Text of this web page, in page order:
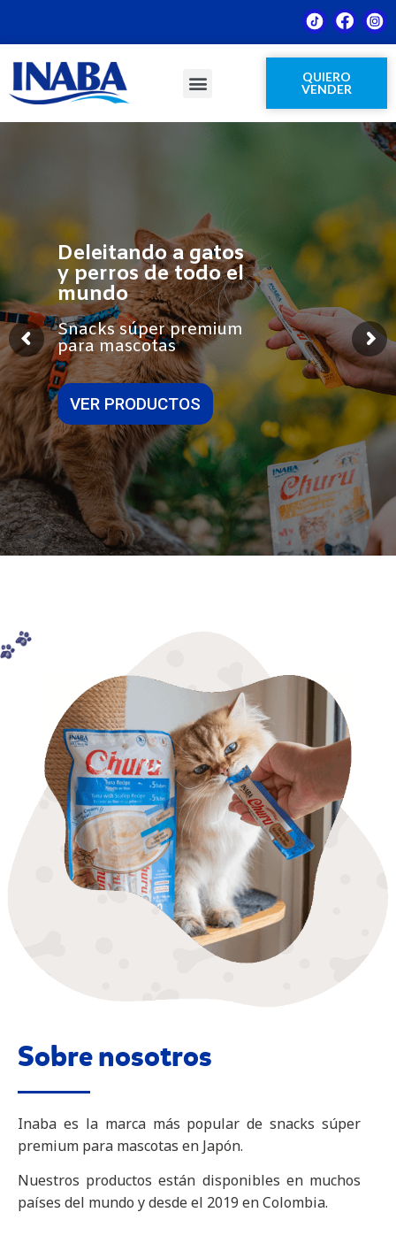
QUIERO
VENDER
Deleitando a gatos
y perros de todo el
mundo
VER PRODUCTOS
Snacks súper premium
para mascotas
Sobre nosotros
Inaba es la marca más popular de snacks súper
premium para mascotas en Japón.
Nuestros productos están disponibles en muchos
países del mundo y desde el 2019 en Colombia.